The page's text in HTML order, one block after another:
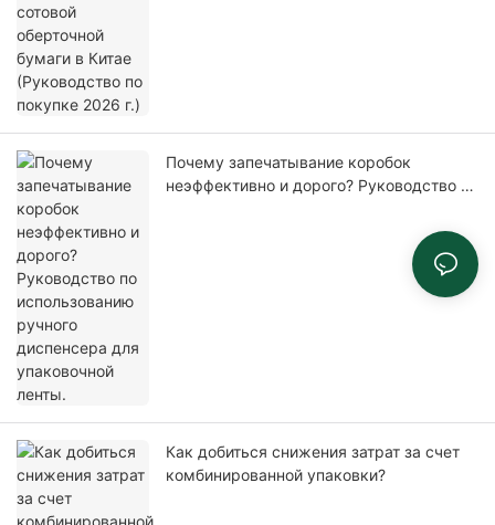
Почему запечатывание коробок
неэффективно и дорого? Руководство по
Как добиться снижения затрат за счет
комбинированной упаковки?